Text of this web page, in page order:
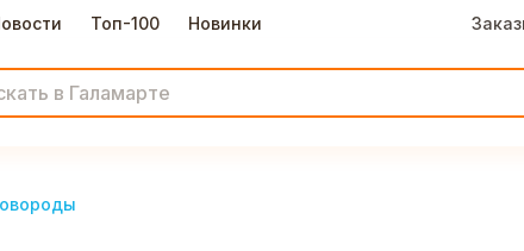
Топ-100 Новинки